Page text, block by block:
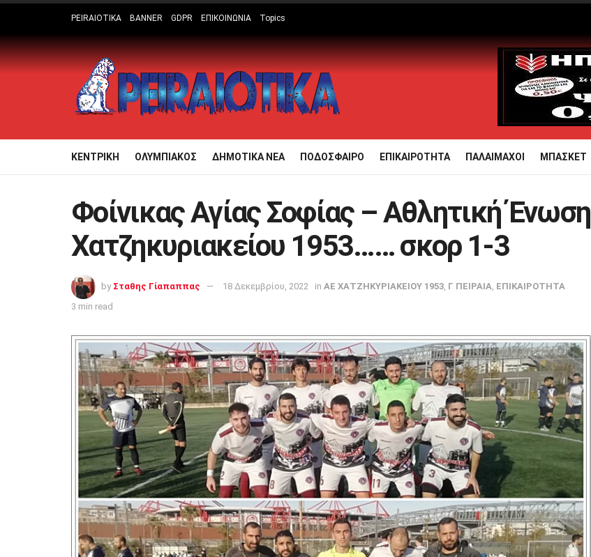
PEIRAIOTIKA BANNER GDPR ΕΠΙΚΟΙΝΩΝΙΑ Topics
ΚΕΝΤΡΙΚΗ ΟΛΥΜΠΙΑΚΟΣ ΔΗΜΟΤΙΚΑ ΝΕΑ ΠΟΔΟΣΦΑΙΡΟ ΕΠΙΚΑΙΡΟΤΗΤΑ ΠΑΛΑΙΜΑΧΟΙ ΜΠΑΣΚΕΤ
Φοίνικας Αγίας Σοφίας – Αθλητική Ένωση
Χατζηκυριακείου 1953…… σκορ 1-3
by Σταθης Γίαπαππας 18 Δεκεμβρίου, 2022 in ΑΕ ΧΑΤΖΗΚΥΡΙΑΚΕΙΟΥ 1953 Γ ΠΕΙΡΑΙΑ ΕΠΙΚΑΙΡΟΤΗΤΑ
3 min read